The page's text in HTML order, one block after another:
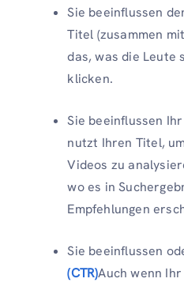
Sie beeinflussen
Titel (zusammen
das, was die Leute
klicken.
Sie beeinflussen
nutzt Ihren Titel,
Videos zu
wo es in
Empfehlungen
Sie beeinflussen
(CTR)Auch wenn